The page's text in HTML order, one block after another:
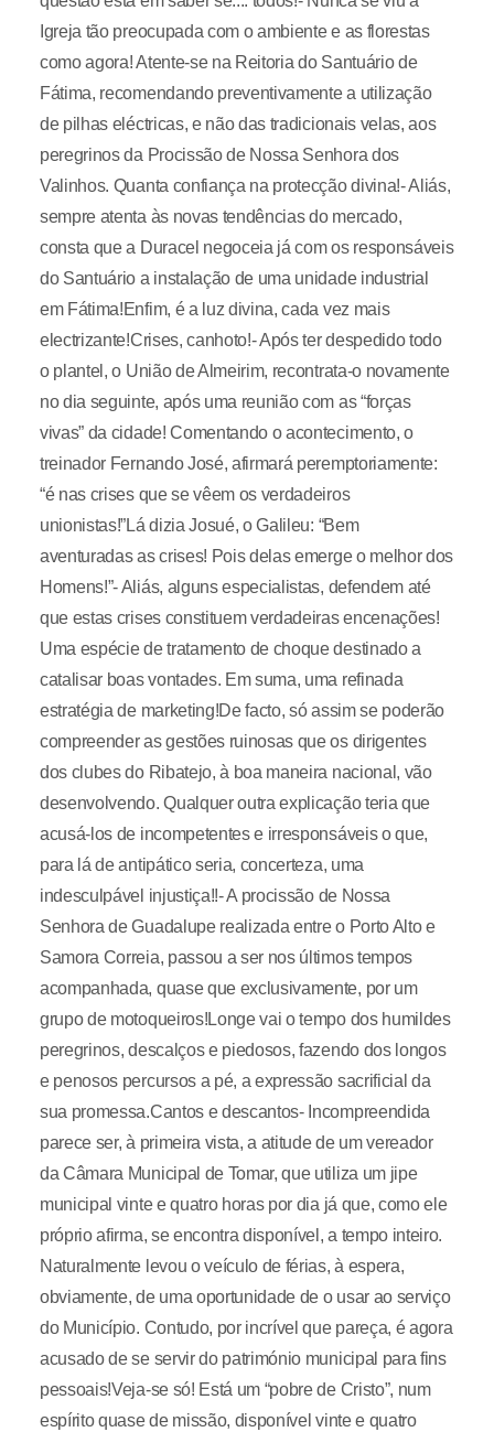
Igreja tão preocupada com o ambiente e as florestas
como agora! Atente-se na Reitoria do Santuário de
Fátima, recomendando preventivamente a utilização
de pilhas eléctricas, e não das tradicionais velas, aos
peregrinos da Procissão de Nossa Senhora dos
Valinhos. Quanta confiança na protecção divina!- Aliás,
sempre atenta às novas tendências do mercado,
consta que a Duracel negoceia já com os responsáveis
do Santuário a instalação de uma unidade industrial
em Fátima!Enfim, é a luz divina, cada vez mais
electrizante!Crises, canhoto!- Após ter despedido todo
o plantel, o União de Almeirim, recontrata-o novamente
no dia seguinte, após uma reunião com as “forças
vivas” da cidade! Comentando o acontecimento, o
treinador Fernando José, afirmará peremptoriamente:
“é nas crises que se vêem os verdadeiros
unionistas!”Lá dizia Josué, o Galileu: “Bem
aventuradas as crises! Pois delas emerge o melhor dos
Homens!”- Aliás, alguns especialistas, defendem até
que estas crises constituem verdadeiras encenações!
Uma espécie de tratamento de choque destinado a
catalisar boas vontades. Em suma, uma refinada
estratégia de marketing!De facto, só assim se poderão
compreender as gestões ruinosas que os dirigentes
dos clubes do Ribatejo, à boa maneira nacional, vão
desenvolvendo. Qualquer outra explicação teria que
acusá-los de incompetentes e irresponsáveis o que,
para lá de antipático seria, concerteza, uma
indesculpável injustiça!!- A procissão de Nossa
Senhora de Guadalupe realizada entre o Porto Alto e
Samora Correia, passou a ser nos últimos tempos
acompanhada, quase que exclusivamente, por um
grupo de motoqueiros!Longe vai o tempo dos humildes
peregrinos, descalços e piedosos, fazendo dos longos
e penosos percursos a pé, a expressão sacrificial da
sua promessa.Cantos e descantos- Incompreendida
parece ser, à primeira vista, a atitude de um vereador
da Câmara Municipal de Tomar, que utiliza um jipe
municipal vinte e quatro horas por dia já que, como ele
próprio afirma, se encontra disponível, a tempo inteiro.
Naturalmente levou o veículo de férias, à espera,
obviamente, de uma oportunidade de o usar ao serviço
do Município. Contudo, por incrível que pareça, é agora
acusado de se servir do património municipal para fins
pessoais!Veja-se só! Está um “pobre de Cristo”, num
espírito quase de missão, disponível vinte e quatro